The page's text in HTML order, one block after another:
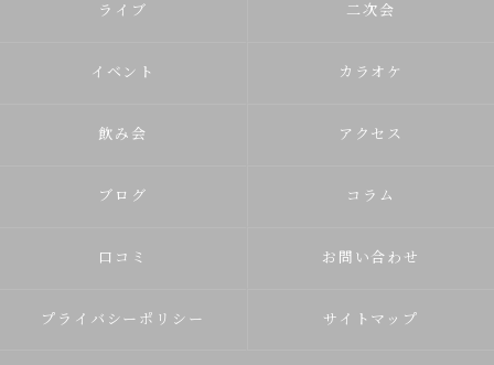
ライブ 二次会
イベント カラオケ
飲み会 アクセス
ブログ コラム
口コミ お問い合わせ
プライバシーポリシー サイトマップ